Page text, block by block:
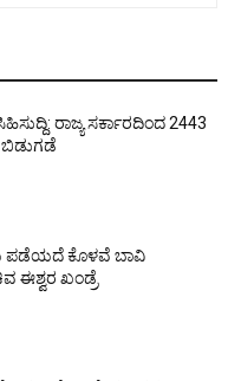
ರಾಜ್ಯ ಸರ್ಕಾರದಿಂದ 2443
ಪಡೆಯದೆ ಕೊಳವೆ ಬಾವಿ
ಈಶ್ವರ ಖಂಡ್ರೆ